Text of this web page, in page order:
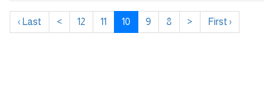
‹ First
<
8
9
10
11
12
>
Last ›